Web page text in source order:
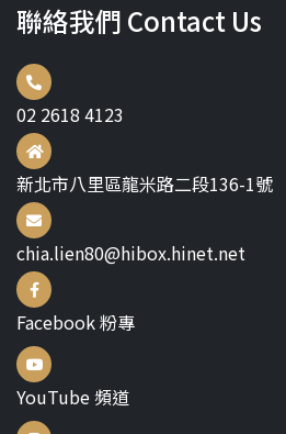
聯絡我們 Contact Us
02 2618 4123
新北市八里區龍米路二段136-1號
chia.lien80@hibox.hinet.net
Facebook 粉專
YouTube 頻道